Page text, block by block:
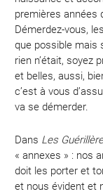
premières années
Démerdez-vous,
que possible mais
rien n’était, soyez
et belles, aussi,
c’est à vous
va se démerder.
Dans Les
« annexes » : nos
doit les porter et
et nous évident et